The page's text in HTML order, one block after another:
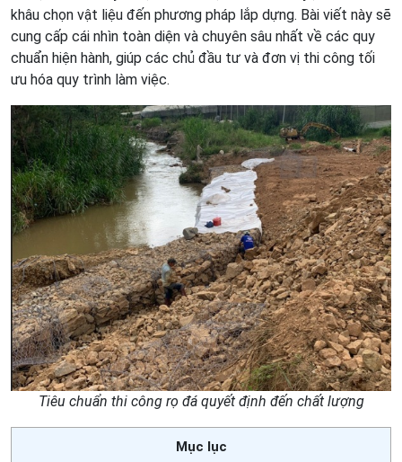
khâu chọn vật liệu đến phương pháp lắp dựng. Bài viết này sẽ
cung cấp cái nhìn toàn diện và chuyên sâu nhất về các quy
chuẩn hiện hành, giúp các chủ đầu tư và đơn vị thi công tối
ưu hóa quy trình làm việc.
Tiêu chuẩn thi công rọ đá quyết định đến chất lượng
Mục lục